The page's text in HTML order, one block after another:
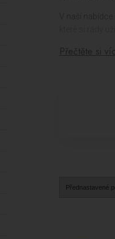
Jedním z
Dámské
ženskost a
Pro ty, kteří
Pokud
Přečtěte si